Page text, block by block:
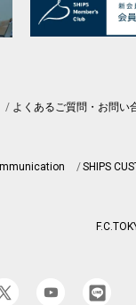
よくあるご質問・お問い
SHIPS